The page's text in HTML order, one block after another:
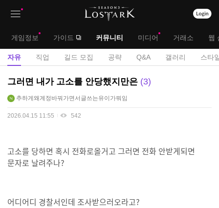
대
메
뉴
게임정보 가이드 커뮤니티 미디어 거래소 웹
서
자유 직업 길드 모집 공략 Q&A 갤러리 스타
자
게
그러면 내가 고소를 안당했지만은 3
추하게왜계정바꿔가면서글쓰는유이가뭐임
2026.04.15 11:55 542
고소를 당하면 혹시 전화로올거고 그러면 전화 안받게되면
문자로 날려주나?
어디어디 경찰서인데 조사받으러오라고?